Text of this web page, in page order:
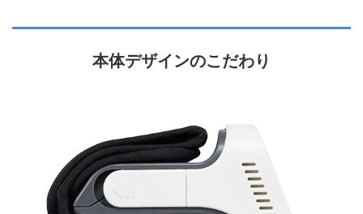
本体デザインのこだわり